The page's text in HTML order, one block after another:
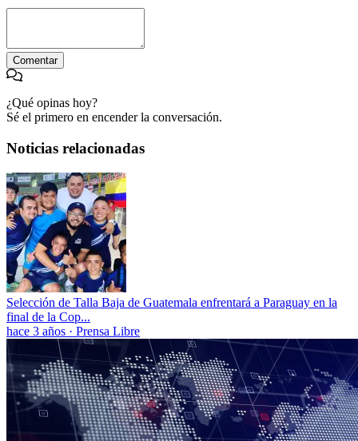
Comentar
¿Qué opinas hoy?
Sé el primero en encender la conversación.
Noticias relacionadas
Selección de Talla Baja de Guatemala enfrentará a Paraguay en la
final de la Cop...
hace 3 años · Prensa Libre